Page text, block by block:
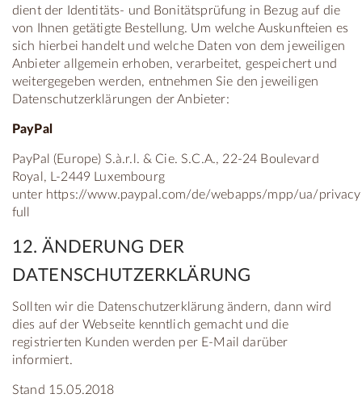
dient der Identitäts- und Bonitätsprüfung in Bezug auf die
von Ihnen getätigte Bestellung. Um welche Auskunfteien es
sich hierbei handelt und welche Daten von dem jeweiligen
Anbieter allgemein erhoben, verarbeitet, gespeichert und
weitergegeben werden, entnehmen Sie den jeweiligen
Datenschutzerklärungen der Anbieter:
PayPal
PayPal (Europe) S.à.r.l. & Cie. S.C.A., 22-24 Boulevard
Royal, L-2449 Luxembourg
unter https://www.paypal.com/de/webapps/mpp/ua/
full
12. ÄNDERUNG DER
DATENSCHUTZERKLÄRUNG
Sollten wir die Datenschutzerklärung ändern, dann wird
dies auf der Webseite kenntlich gemacht und die
registrierten Kunden werden per E-Mail darüber
informiert.
Stand 15.05.2018